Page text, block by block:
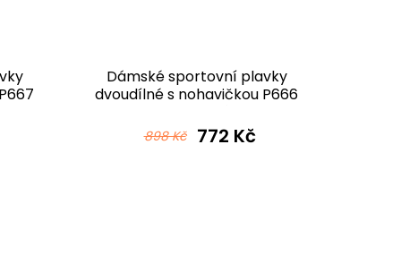
Dámské sportovní plavky
dvoudílné s nohavičkou P666
898 Kč 772 Kč